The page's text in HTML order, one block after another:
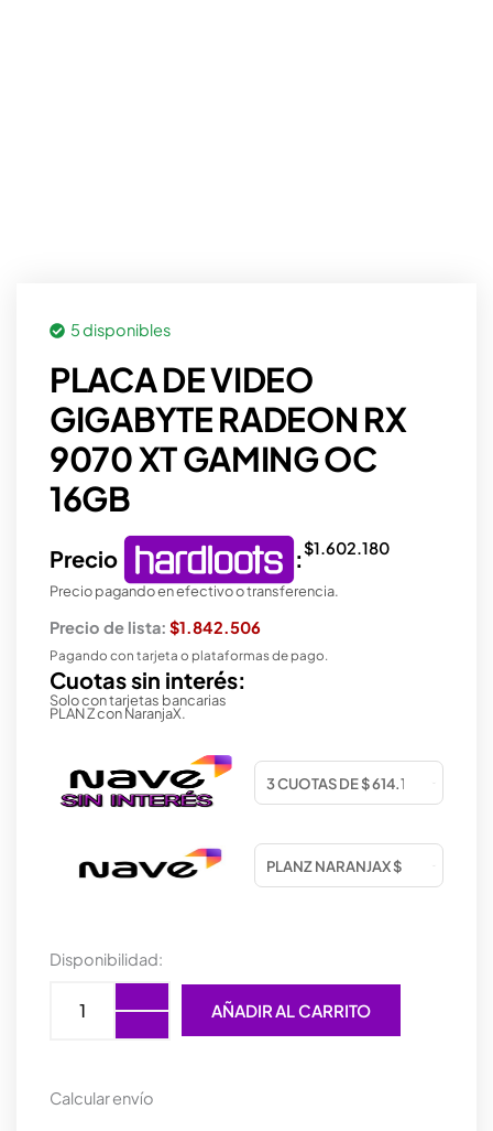
5 disponibles
PLACA DE VIDEO
GIGABYTE RADEON RX
9070 XT GAMING OC
16GB
Precio :$1.602.180
Precio pagando en efectivo o transferencia.
Precio de lista: $1.842.506
Pagando con tarjeta o plataformas de pago.
Cuotas sin interés:
Solo con tarjetas bancarias
PLAN Z con NaranjaX.
Disponibilidad:
PLACA
VIDEO
GIGABYTE
9070
XT
AÑADIR AL CARRITO
Calcular envío